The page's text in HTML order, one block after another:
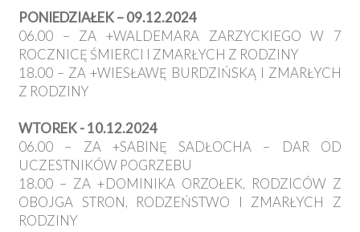
PONIEDZIAŁEK – 09.12.2024
06.00 – ZA +WALDEMARA ZARZYCKIEGO W 7
ROCZNICĘ ŚMIERCI I ZMARŁYCH Z RODZINY
18.00 – ZA +WIESŁAWĘ BURDZIŃSKĄ I ZMARŁYCH
Z RODZINY
WTOREK - 10.12.2024
06.00 – ZA +SABINĘ SADŁOCHA – DAR OD
UCZESTNIKÓW POGRZEBU
18.00 – ZA +DOMINIKA ORZOŁEK, RODZICÓW Z
OBOJGA STRON, RODZEŃSTWO I ZMARŁYCH Z
RODZINY